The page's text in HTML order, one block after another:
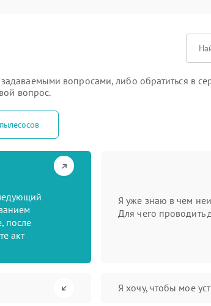
вопросами, либо обратиться в
вопрос.
после
акт
Я уже знаю в чем
Для чего проводить
Я хочу, чтобы мое